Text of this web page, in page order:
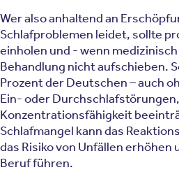
Wer also anhaltend an
Schlafproblemen leidet, sollte
einholen und - wenn
Behandlung nicht aufschieben.
Prozent der Deutschen – auch
Ein- oder
Konzentrationsfähigkeit
Schlafmangel kann das
das Risiko von Unfällen erhöhen
Beruf führen.